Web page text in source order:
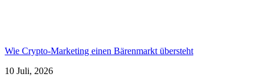
Wie Crypto-Marketing einen Bärenmarkt übersteht
10 Juli, 2026